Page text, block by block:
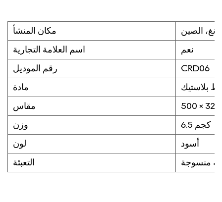
مكان المنشأ الصين
اسم العلامة التجارية نعم
رقم الموديل CRD06
مادة بلاستيك
مقاس
وزن 6.5 كجم
لون أسود
التعبئة منسوجة